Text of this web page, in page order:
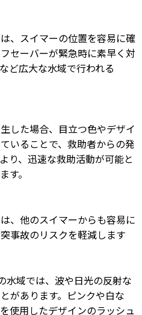
、スイマーの位置を容易に確
セーバーが緊急時に素早く対
ど広大な水域で行われる
した場合、目立つ色やデザイ
いることで、救助者からの発
り、迅速な救助活動が可能と
す。
、他のスイマーからも容易に
事故のリスクを軽減します
水域では、波や日光の反射な
があります。ピンクや白な
使用したデザインのラッシュ